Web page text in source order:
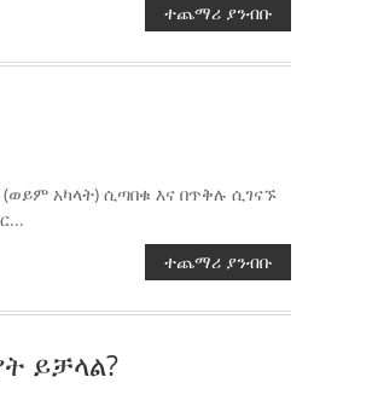
ተጨማሪ ያንብቡ
አካላት) ሲጣበቁ እና በጥቅሉ ሲገናኙ
ተጨማሪ ያንብቡ
ይቻላል?